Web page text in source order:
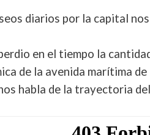
diarios por la capital
en el tiempo la
de la avenida marítima
habla de la trayectoria